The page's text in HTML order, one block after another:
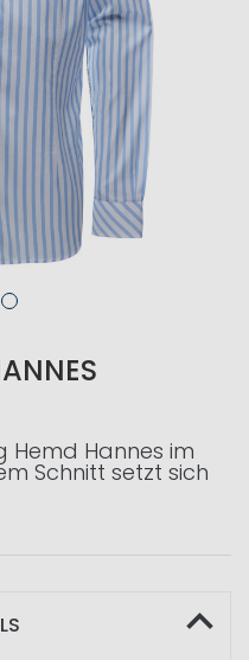
Hemd Hannes im
Schnitt setzt sich